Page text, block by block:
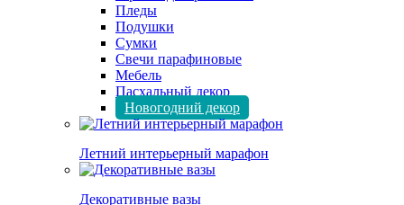
Пледы
Подушки
Сумки
Свечи парафиновые
Мебель
Пасхальный декор
Новогодний декор
Летний интерьерный марафон
Декоративные вазы